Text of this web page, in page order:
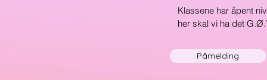
Klassene har åpent
her skal vi ha det
Påmelding